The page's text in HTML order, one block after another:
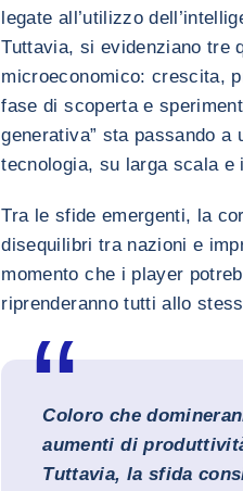
legate all’utilizzo
Tuttavia, si evidenziano tre
microeconomico: crescita,
fase di scoperta e
generativa” sta passando
tecnologia, su larga scala
Tra le sfide emergenti, la
disequilibri tra nazioni e
momento che i player
riprenderanno tutti allo
Coloro che
aumenti di
Tuttavia, la sfida